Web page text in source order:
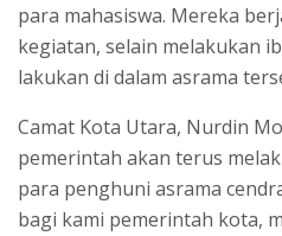
para mahasiswa. Mereka
kegiatan, selain melakukan
lakukan di dalam asrama
Camat Kota Utara, Nurdin
pemerintah akan terus
para penghuni asrama
bagi kami pemerintah kota,